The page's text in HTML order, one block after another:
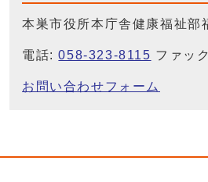
本巣市役所本庁舎健康福祉部
電話:058-323-8115 ファッ
お問い合わせフォーム